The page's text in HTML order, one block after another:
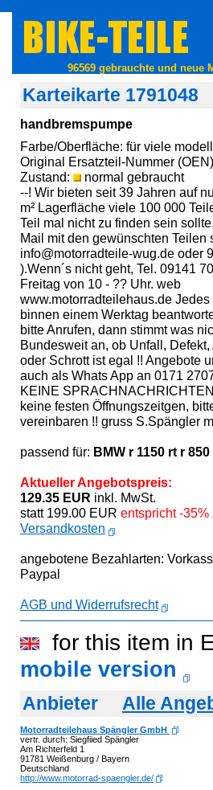
96569 gebrauchte und neue
Karteikarte 1791048
handbremspumpe
Farbe/Oberfläche: für viele
Original Ersatzteil-Nummer
Zustand:
normal gebraucht
--! Wir bieten seit 39 Jahren auf
m² Lagerfläche viele 100 000
Teil mal nicht zu finden sein
Mail mit den gewünschten Teilen
info@motorradteile-wug.de oder
).Wenn´s nicht geht, Tel. 09141
Freitag von 10 - ?? Uhr. web
www.motorradteilehaus.de Jedes
binnen einem Werktag
bitte Anrufen, dann stimmt was
Bundesweit an, ob Unfall, Defekt,
oder Schrott ist egal !! Angebote
auch als Whats App an 0171
KEINE
keine festen Öffnungszeitgen,
vereinbaren !! gruss S.Spängler
passend für: BMW r 1150 rt r 850
Aktueller Angebotspreis:
129.35 EUR inkl. MwSt.
statt 199.00 EUR entspricht -35%
Versandkosten
angebotene Bezahlarten:
Paypal
AGB und Widerrufsrecht
for this item in
mobile version
Anbieter Alle
Motorradteilehaus Spängler GmbH
vertr. durch: Siegfiied Spängler
Am Richterfeld 1
91781 Weißenburg / Bayern
Deutschland
http://www.motorrad-spaengler.de/